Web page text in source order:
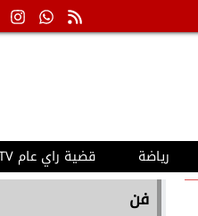
رياضة قضية راي عام TV
فن